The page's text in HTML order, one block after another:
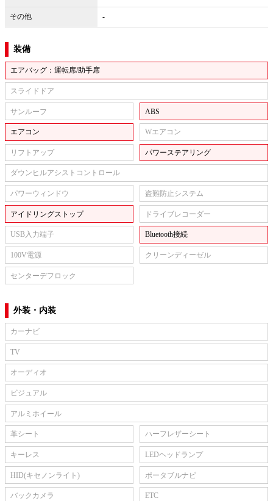
その他 -
装備
エアバッグ：運転席/助手席
スライドドア
サンルーフ ABS
エアコン Wエアコン
リフトアップ パワーステアリング
ダウンヒルアシストコントロール
パワーウィンドウ 盗難防止システム
アイドリングストップ ドライブレコーダー
USB入力端子 Bluetooth接続
100V電源 クリーンディーゼル
センターデフロック
外装・内装
カーナビ
TV
オーディオ
ビジュアル
アルミホイール
革シート ハーフレザーシート
キーレス LEDヘッドランプ
HID(キセノンライト) ポータブルナビ
バックカメラ ETC